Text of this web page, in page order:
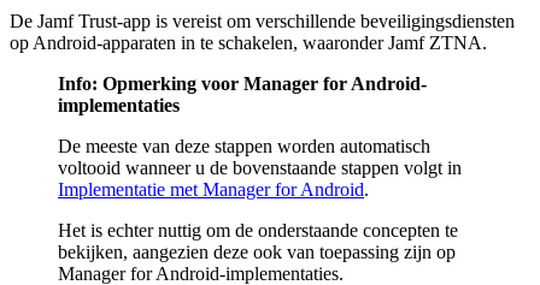
De Jamf Trust-app is vereist om verschillende beveiligingsdiensten
op Android-apparaten in te schakelen, waaronder Jamf ZTNA.
Info: Opmerking voor Manager for Android-
implementaties
De meeste van deze stappen worden automatisch
voltooid wanneer u de bovenstaande stappen volgt in
Implementatie met Manager for Android.
Het is echter nuttig om de onderstaande concepten te
bekijken, aangezien deze ook van toepassing zijn op
Manager for Android-implementaties.